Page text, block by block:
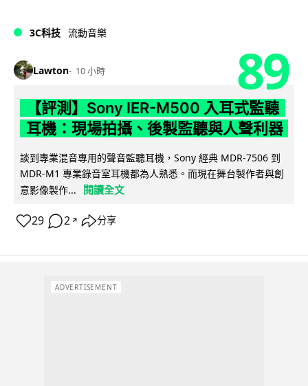
3C科技 流動音樂
Lawton 10 小時 89
【評測】Sony IER-M500 入耳式監聽
耳機：現場拍攝、後製監聽與人聲利器
談到專業混音專用的聲音監聽耳機，Sony 經典 MDR-7506 到
MDR-M1 專業錄音室耳機都為人熟悉。而現在舞台製作者與創
意影像製作...
閱讀全文
29 2 ↗ 分享
ADVERTISEMENT